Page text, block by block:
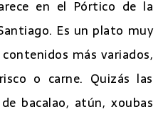
en el Pórtico de la
Es un plato muy
más variados,
o carne. Quizás las
bacalao, atún, xoubas